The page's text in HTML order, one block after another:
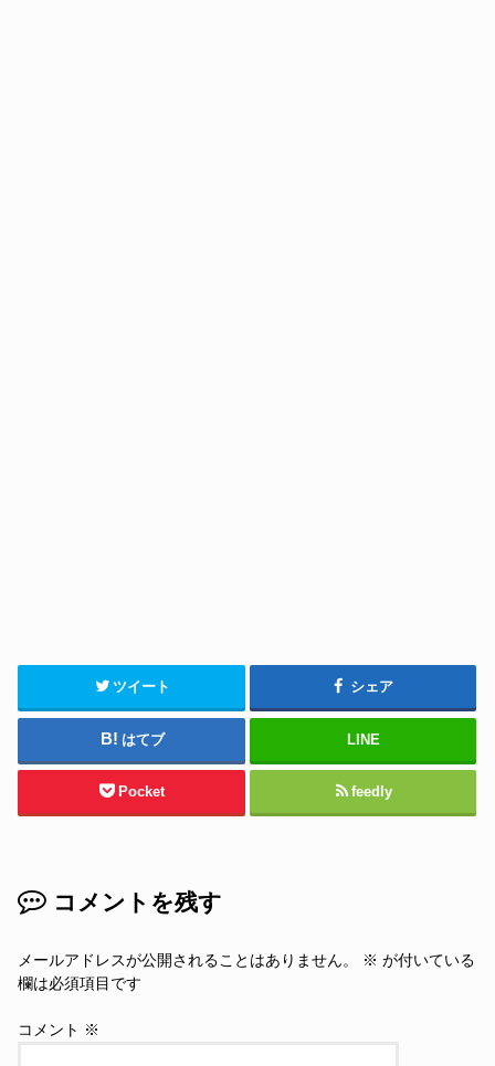
ツイート シェア
はてブ LINE
Pocket feedly
コメントを残す
メールアドレスが公開されることはありません。 ※ が付いている
欄は必須項目です
コメント ※